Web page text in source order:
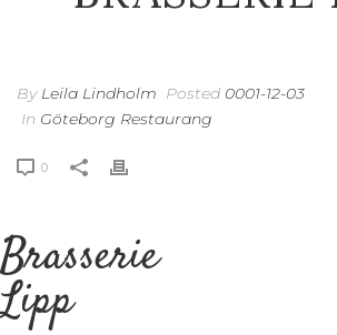
By Leila Lindholm Posted 0001-12-03
In Göteborg Restaurang
0
Brasserie
Lipp